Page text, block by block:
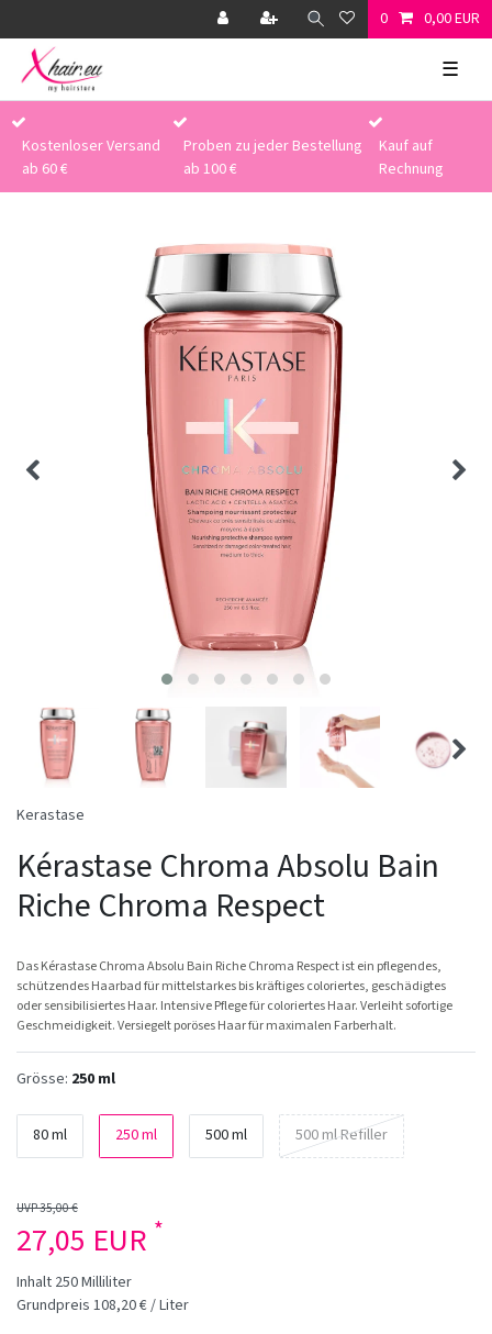
0 0,00 EUR
☰
Kostenloser Versand
ab 60 €
Proben zu jeder Bestellung
ab 100 €
Kauf auf
Rechnung
Kerastase
Kérastase Chroma Absolu Bain
Riche Chroma Respect
Das Kérastase Chroma Absolu Bain Riche Chroma Respect ist ein pflegendes,
schützendes Haarbad für mittelstarkes bis kräftiges coloriertes, geschädigtes
oder sensibilisiertes Haar. Intensive Pflege für coloriertes Haar. Verleiht sofortige
Geschmeidigkeit. Versiegelt poröses Haar für maximalen Farberhalt.
Grösse: 250 ml
80 ml 250 ml 500 ml 500 ml Refiller
UVP 35,00 €
27,05 EUR *
Inhalt 250Milliliter
Grundpreis 108,20 € / Liter